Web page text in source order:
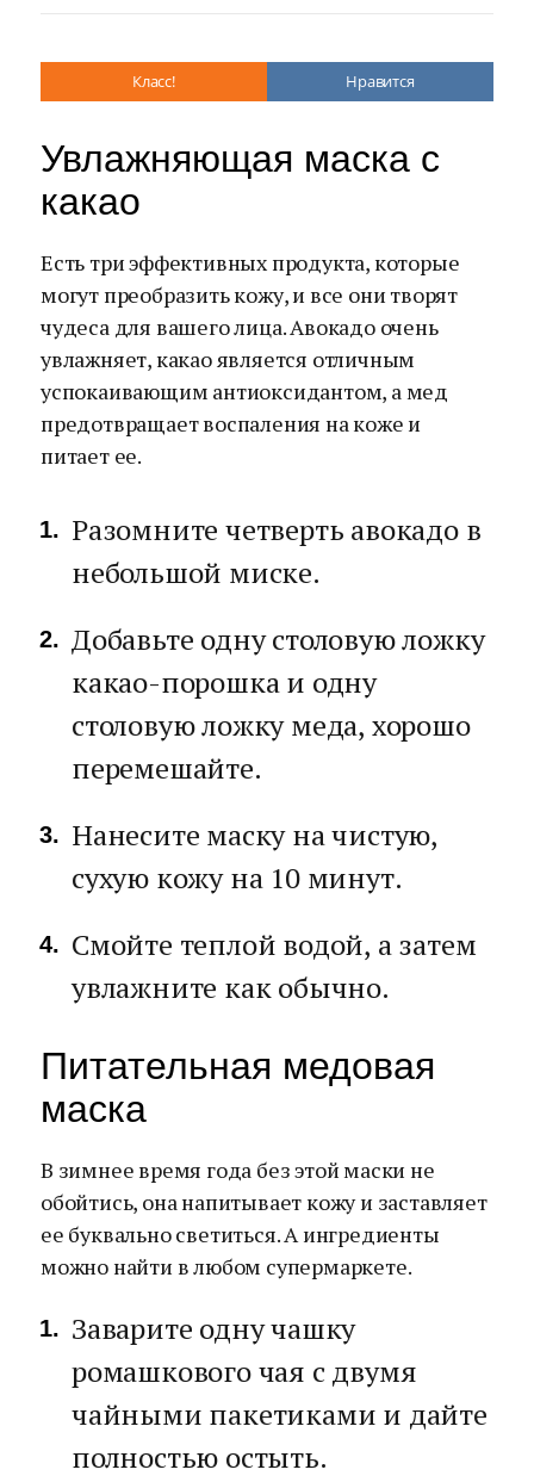
Класс! Нравится
Увлажняющая маска с
какао
Есть три эффективных продукта, которые
могут преобразить кожу, и все они творят
чудеса для вашего лица. Авокадо очень
увлажняет, какао является отличным
успокаивающим антиоксидантом, а мед
предотвращает воспаления на коже и
питает ее.
Разомните четверть авокадо в
небольшой миске.
Добавьте одну столовую ложку
какао-порошка и одну
столовую ложку меда, хорошо
перемешайте.
Нанесите маску на чистую,
сухую кожу на 10 минут.
Смойте теплой водой, а затем
увлажните как обычно.
Питательная медовая
маска
В зимнее время года без этой маски не
обойтись, она напитывает кожу и заставляет
ее буквально светиться. А ингредиенты
можно найти в любом супермаркете.
Заварите одну чашку
ромашкового чая с двумя
чайными пакетиками и дайте
полностью остыть.